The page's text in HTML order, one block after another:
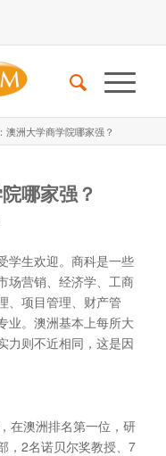
澳洲大学商学院哪家强？
哪家强？
学生欢迎。商科是一些
场营销、经济学、工商
、项目管理、财产管
业。澳洲基本上每所大
力则不近相同，这是因
在澳洲排名第一位，研
，2名诺贝尔奖教授、7